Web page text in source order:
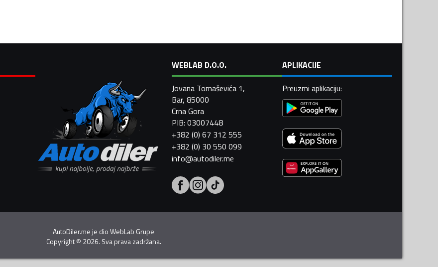
WEBLAB D.O.O.
Jovana Tomaševića 1,
Bar, 85000
Crna Gora
PIB: 03007448
+382 (0) 67 312 555
+382 (0) 30 550 099
info@autodiler.me
APLIKACIJE
Preuzmi aplikaciju:
AutoDiler.me je dioWebLab Grupe
Copyright© 2026. Sva prava zadržana.